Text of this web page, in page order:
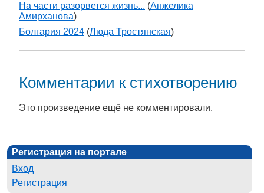
На части разорвется жизнь... (Анжелика
Амирханова)
Болгария 2024 (Люда Тростянская)
Комментарии к стихотворению
Это произведение ещё не комментировали.
Регистрация на портале
Вход
Регистрация